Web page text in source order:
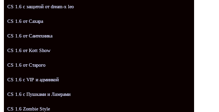
CS 1.6 с защитой от dream-x leo
CS 1.6 от Сахара
CS 1.6 от Сантехника
CS 1.6 от Kott Show
CS 1.6 от Старого
CS 1.6 с VIP и админкой
CS 1.6 с Пушками и Лазерами
CS 1.6 Zombie Style